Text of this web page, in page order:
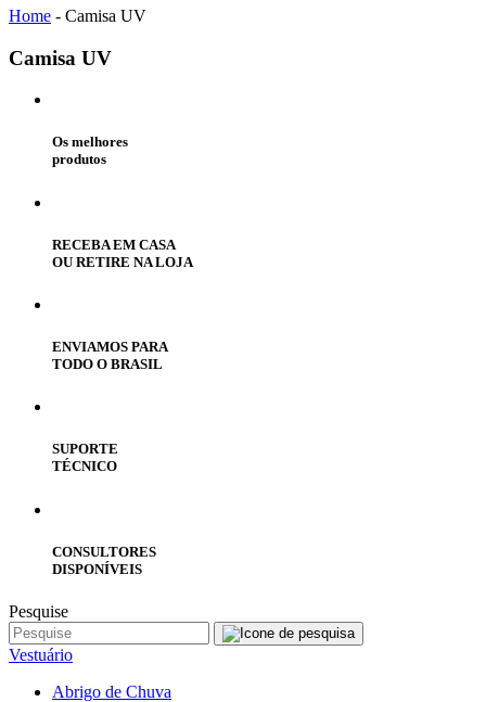
Home - Camisa UV
Camisa UV
Os melhores
produtos
RECEBA EM CASA
OU RETIRE NA LOJA
ENVIAMOS PARA
TODO O BRASIL
SUPORTE
TÉCNICO
CONSULTORES
DISPONÍVEIS
Pesquise
Vestuário
Abrigo de Chuva